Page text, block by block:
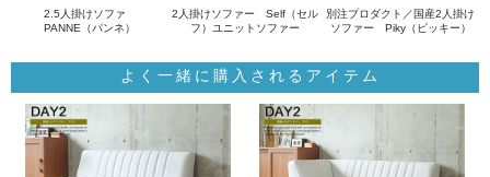
2.5人掛けソファ
PANNE（パンネ）
2人掛けソファー Self（セル
フ）ユニットソファー
別注プロダクト／国産2人掛け
ソファー Piky（ピッキー）
よく一緒に購入されるアイテム